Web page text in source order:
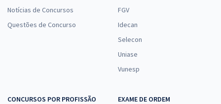
Notícias de Concursos
Questões de Concurso
FGV
Idecan
Selecon
Uniase
Vunesp
CONCURSOS POR PROFISSÃO
EXAME DE ORDEM